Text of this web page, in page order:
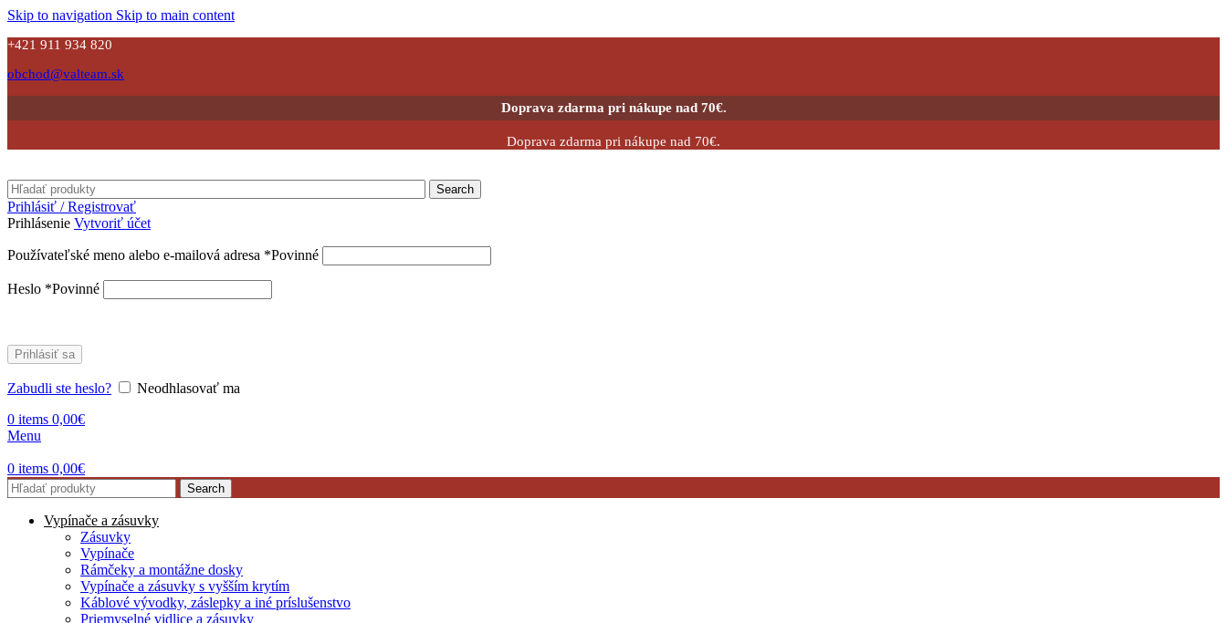
Skip to navigation Skip to main content
+421 911 934 820
obchod@valteam.sk
Doprava zdarma pri nákupe nad 70€.
Doprava zdarma pri nákupe nad 70€.
Search
Prihlásiť / Registrovať
Prihlásenie Vytvoriť účet
Používateľské meno alebo e-mailová adresa *Povinné
Heslo *Povinné
Prihlásiť sa
Zabudli ste heslo?
Neodhlasovať ma
0 items 0,00€
Menu
0 items 0,00€
Search
Vypínače a zásuvky
Zásuvky
Vypínače
Rámčeky a montážne dosky
Vypínače a zásuvky s vyšším krytím
Káblové vývodky, záslepky a iné príslušenstvo
Priemyselné vidlice a zásuvky